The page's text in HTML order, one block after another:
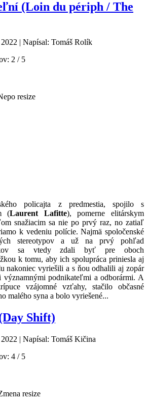
(Loin du périph / The
| Napísal: Tomáš Rolík
2 / 5
policajta z predmestia, spojilo s
(Laurent Lafitte), pomerne elitárskym
snažiacim sa nie po prvý raz, no zatiaľ
k vedeniu polície. Najmä spoločenské
stereotypov a už na prvý pohľad
sa vtedy zdali byť pre oboch
k tomu, aby ich spolupráca priniesla aj
nakoniec vyriešili a s ňou odhalili aj zopár
významnými podnikateľmi a odborármi. A
vzájomné vzťahy, stačilo občasné
malého syna a bolo vyriešené...
Shift)
| Napísal: Tomáš Kičina
4 / 5